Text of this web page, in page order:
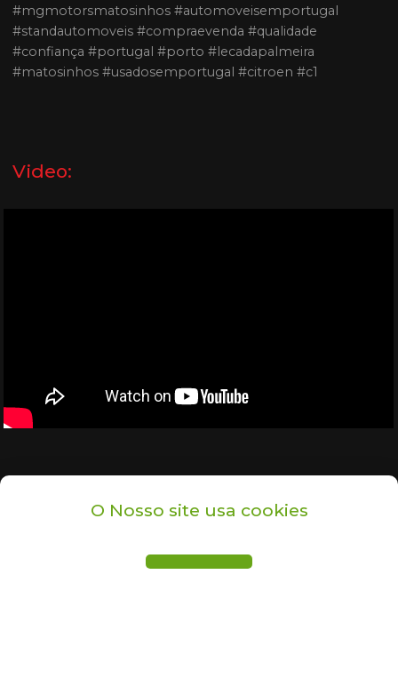
#mgmotorsmatosinhos #automoveisemportugal
#standautomoveis #compraevenda #qualidade
#confiança #portugal #porto #lecadapalmeira
#matosinhos #usadosemportugal #citroen #c1
Video:
O Nosso site usa cookies